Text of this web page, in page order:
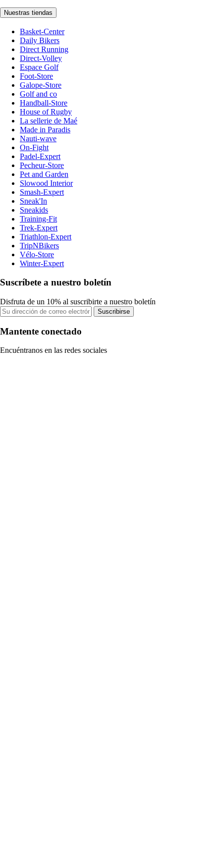
Nuestras tiendas
Basket-Center
Daily Bikers
Direct Running
Direct-Volley
Espace Golf
Foot-Store
Galope-Store
Golf and co
Handball-Store
House of Rugby
La sellerie de Maé
Made in Paradis
Nauti-wave
On-Fight
Padel-Expert
Pecheur-Store
Pet and Garden
Slowood Interior
Smash-Expert
Sneak'In
Sneakids
Training-Fit
Trek-Expert
Triathlon-Expert
TripNBikers
Vélo-Store
Winter-Expert
Suscríbete a nuestro boletín
Disfruta de un 10% al suscribirte a nuestro boletín
Suscribirse
Mantente conectado
Encuéntranos en las redes sociales